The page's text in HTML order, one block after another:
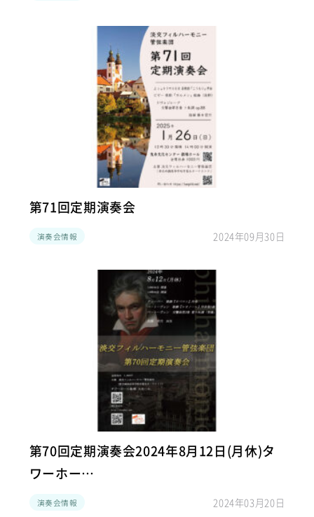
第71回定期演奏会
演奏会情報 2024年09月30日
第70回定期演奏会2024年8月12日(月休)タ
ワーホー…
演奏会情報 2024年03月20日